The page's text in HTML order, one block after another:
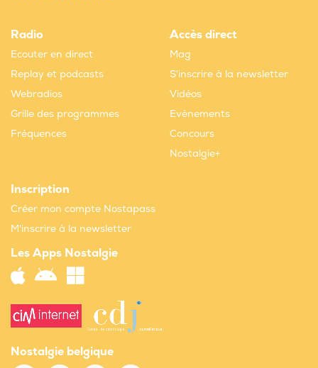
Radio
Ecouter en direct
Replay et podcasts
Webradios
Grille des programmes
Fréquences
Accès direct
Mag
S'inscrire à la newsletter
Vidéos
Evènements
Concours
Nostalgie+
Inscription
Créer mon compte Nostapass
M'inscrire à la newsletter
Les Apps Nostalgie
Nostalgie belgique